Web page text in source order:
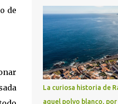
de
serie "Fútbol en acción",
Naranjito, y, para quien
qué fue de este
por él mismo en el
de Canal Sur.
La curiosa historia de
aquel polvo blanco,